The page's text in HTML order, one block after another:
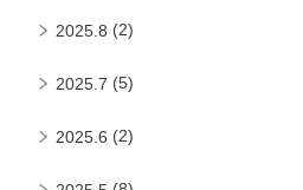
2025.8 (2)
2025.7 (5)
2025.6 (2)